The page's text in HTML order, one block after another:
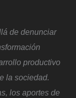
de denunciar
productivo
la sociedad.
los aportes de